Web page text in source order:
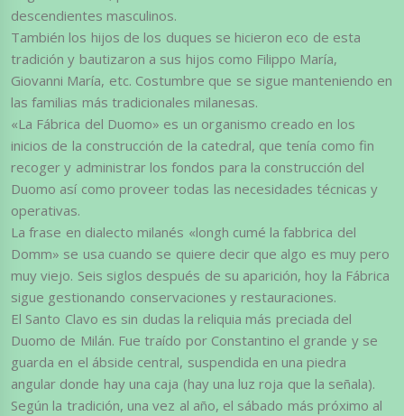
descendientes masculinos.
También los hijos de los duques se hicieron eco de esta
tradición y bautizaron a sus hijos como Filippo María,
Giovanni María, etc. Costumbre que se sigue manteniendo en
las familias más tradicionales milanesas.
«La Fábrica del Duomo» es un organismo creado en los
inicios de la construcción de la catedral, que tenía como fin
recoger y administrar los fondos para la construcción del
Duomo así como proveer todas las necesidades técnicas y
operativas.
La frase en dialecto milanés «longh cumé la fabbrica del
Domm» se usa cuando se quiere decir que algo es muy pero
muy viejo. Seis siglos después de su aparición, hoy la Fábrica
sigue gestionando conservaciones y restauraciones.
El Santo Clavo es sin dudas la reliquia más preciada del
Duomo de Milán. Fue traído por Constantino el grande y se
guarda en el ábside central, suspendida en una piedra
angular donde hay una caja (hay una luz roja que la señala).
Según la tradición, una vez al año, el sábado más próximo al